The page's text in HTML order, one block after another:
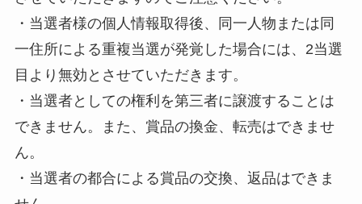
・当選者様の個人情報取得後、同一人物または同
一住所による重複当選が発覚した場合には、2当選
目より無効とさせていただきます。
・当選者としての権利を第三者に譲渡することは
できません。また、賞品の換金、転売はできませ
ん。
・当選者の都合による賞品の交換、返品はできま